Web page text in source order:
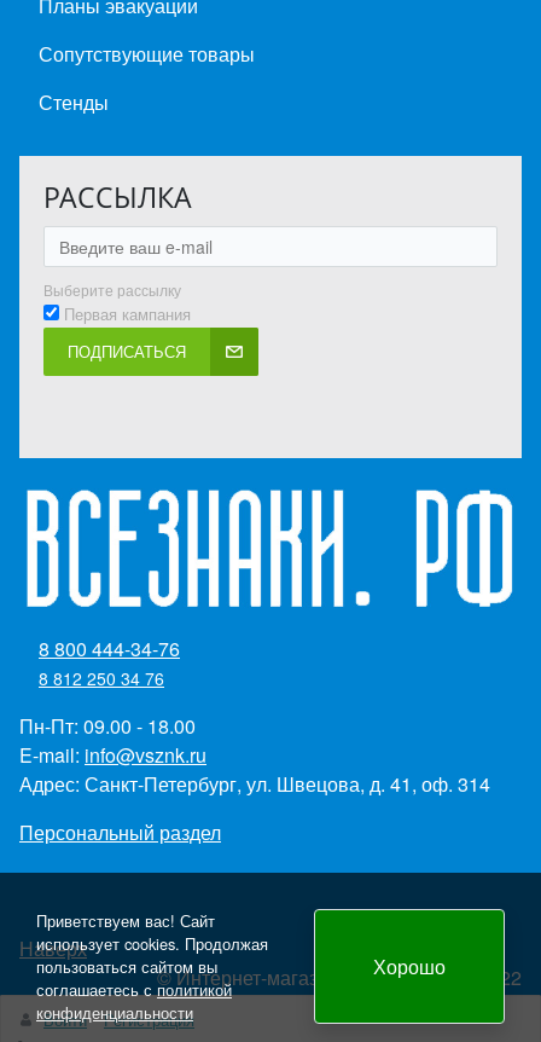
Сопутствующие товары
Стенды
РАССЫЛКА
Выберите рассылку
Первая кампания
ПОДПИСАТЬСЯ
8 800 444-34-76
8 812 250 34 76
Пн-Пт: 09.00 - 18.00
E-mail: info@vsznk.ru
Адрес: Санкт-Петербург, ул. Швецова, д. 41, оф. 314
Персональный раздел
Наверх
© Интернет-магазин "Всезнаки.рф" 2022
Создание и продвижение сайта - Panteon WS
Войти
Регистрация
Приветствуем вас! Сайт
использует cookies. Продолжая
пользоваться сайтом вы
соглашаетесь сполитикой
конфиденциальности
Хорошо